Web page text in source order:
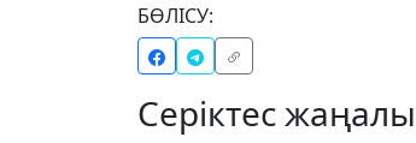
БӨЛІСУ:
Серіктес